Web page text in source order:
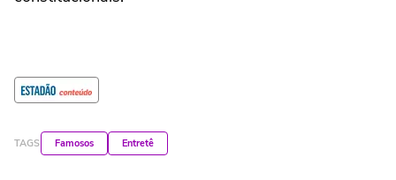
TAGS Famosos Entretê